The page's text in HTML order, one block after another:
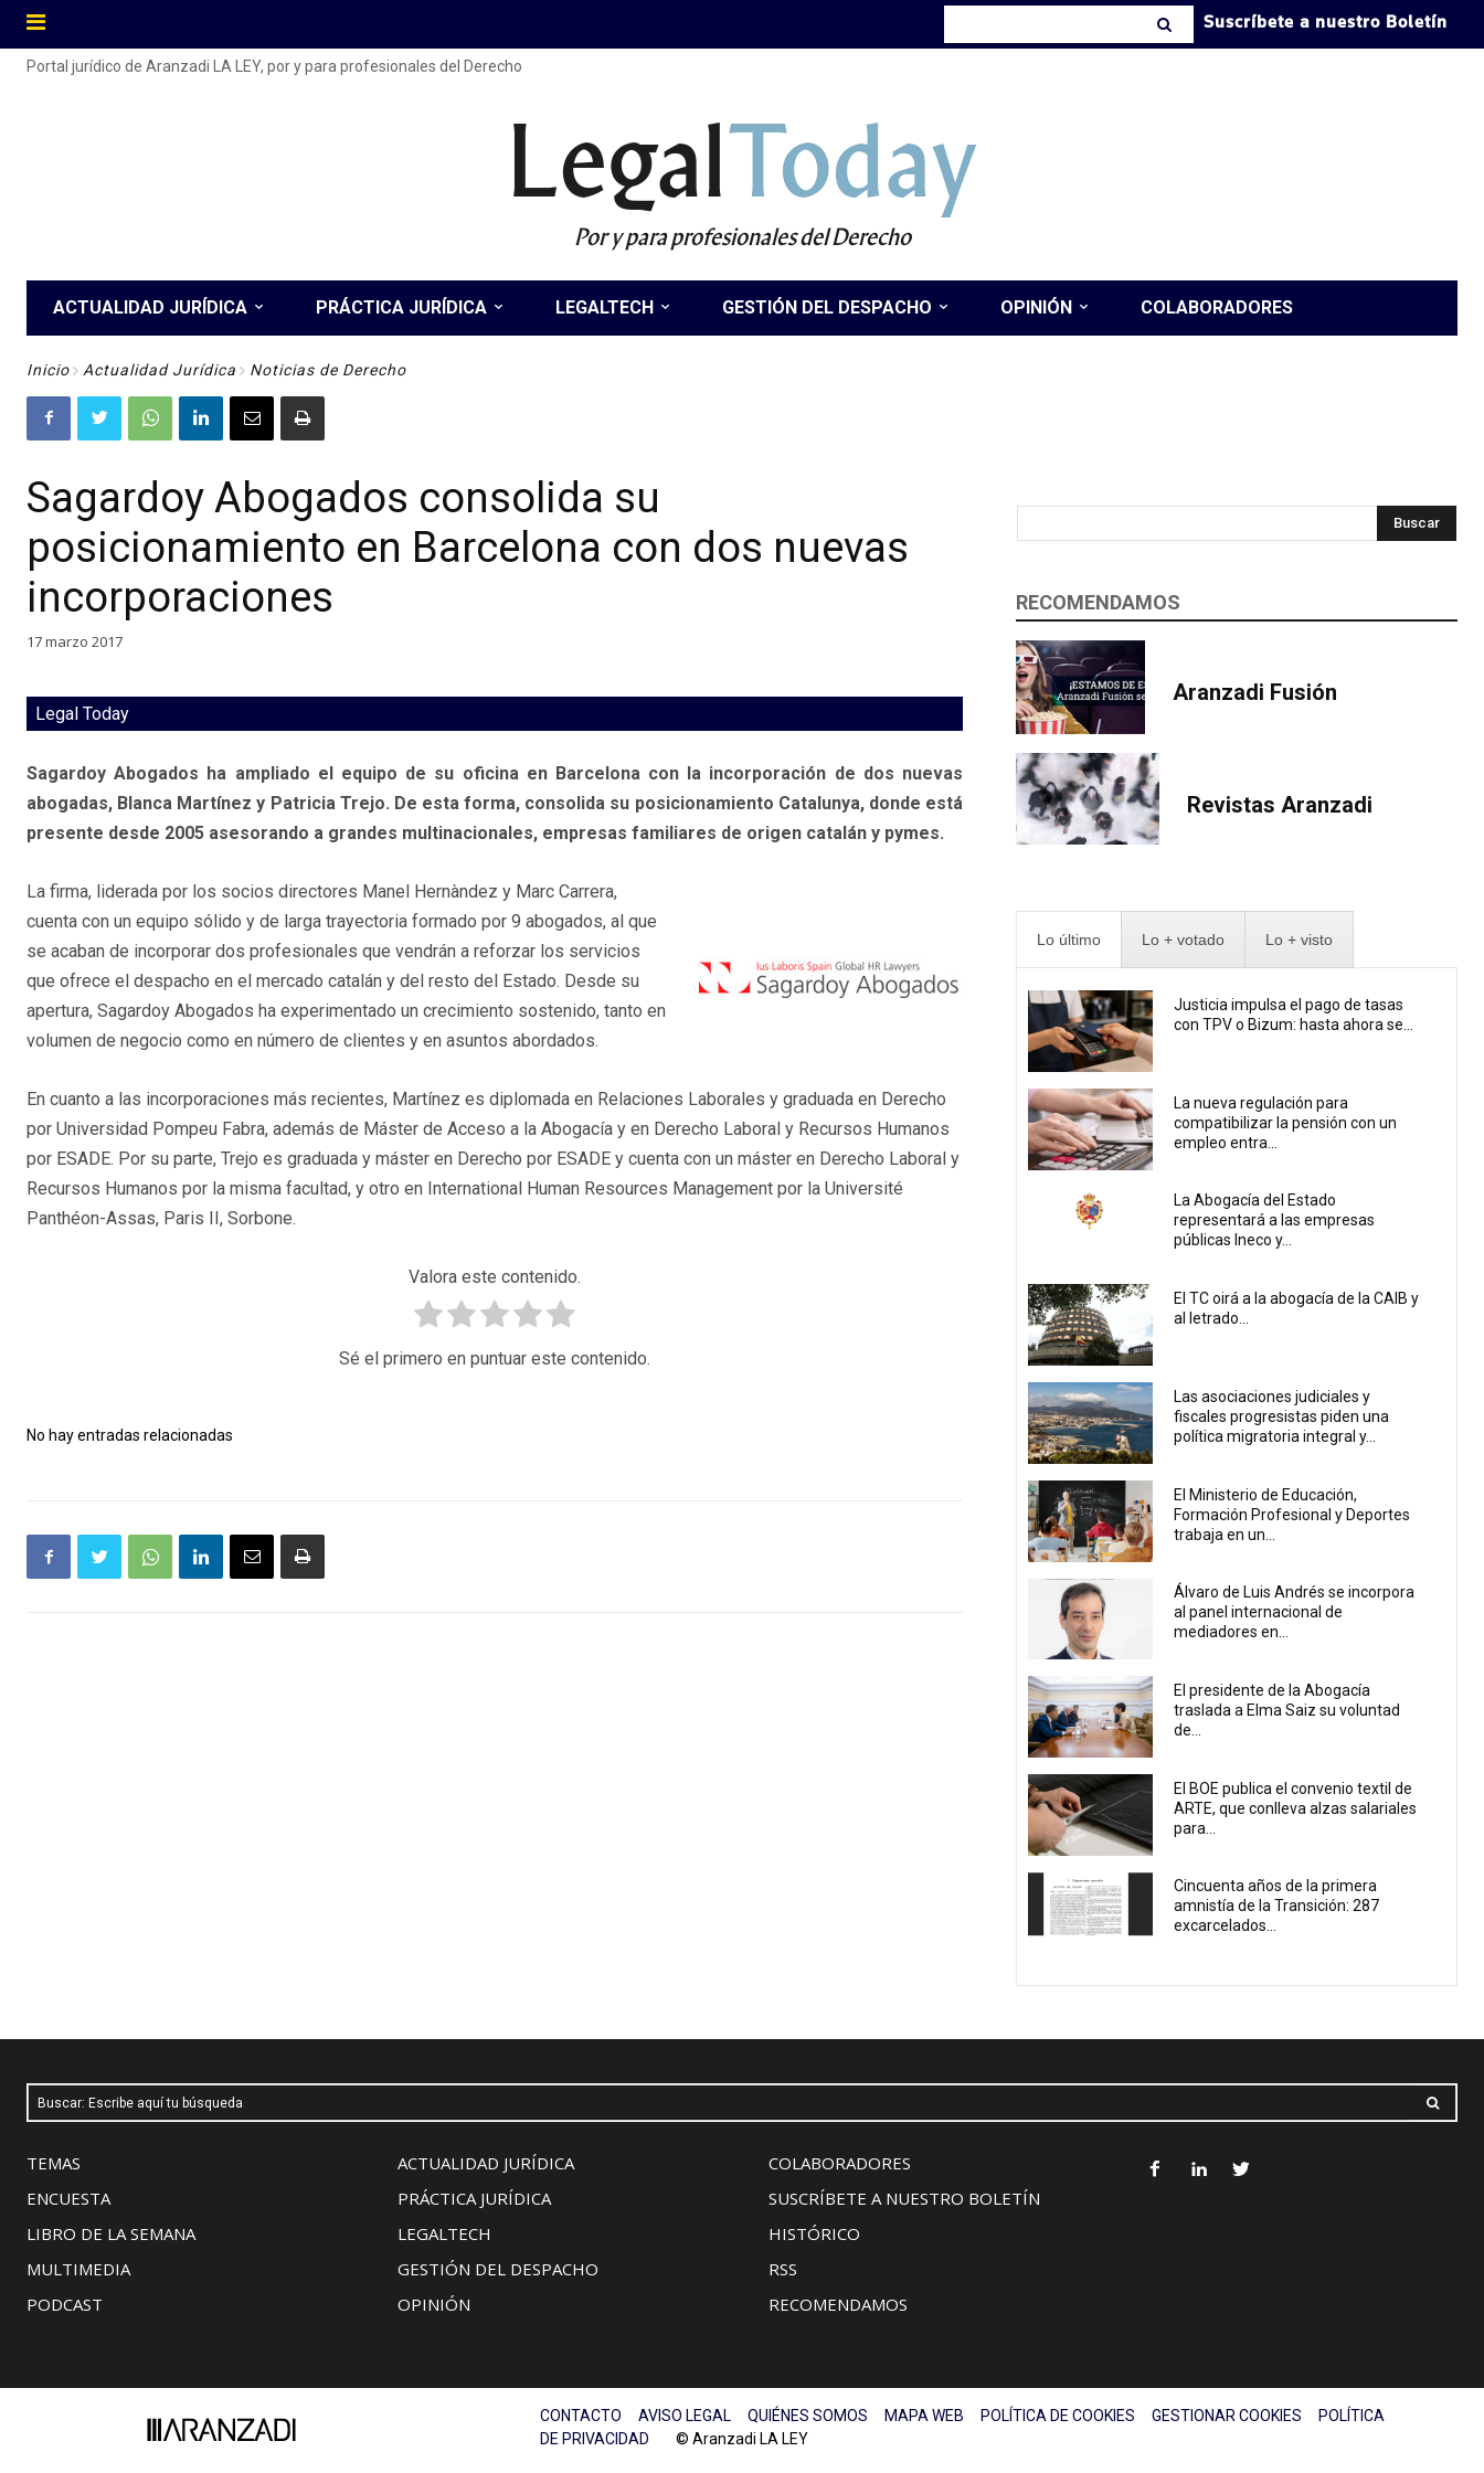
Suscríbete a nuestro Boletín
Portal jurídico de Aranzadi LA LEY, por y para profesionales del Derecho
LegalToday
Por y para profesionales del Derecho
ACTUALIDAD JURÍDICA PRÁCTICA JURÍDICA LEGALTECH GESTIÓN DEL DESPACHO OPINIÓN COLABORADORES
Inicio Actualidad Jurídica Noticias de Derecho
Sagardoy Abogados consolida su
posicionamiento en Barcelona con dos nuevas
incorporaciones
17 marzo 2017
Legal Today
Sagardoy Abogados ha ampliado el equipo de su oficina en Barcelona con la incorporación de dos nuevas
abogadas, Blanca Martínez y Patricia Trejo. De esta forma, consolida su posicionamiento Catalunya, donde está
presente desde 2005 asesorando a grandes multinacionales, empresas familiares de origen catalán y pymes.
La firma, liderada por los socios directores Manel Hernàndez y Marc Carrera,
cuenta con un equipo sólido y de larga trayectoria formado por 9 abogados, al que
se acaban de incorporar dos profesionales que vendrán a reforzar los servicios
que ofrece el despacho en el mercado catalán y del resto del Estado. Desde su
apertura, Sagardoy Abogados ha experimentado un crecimiento sostenido, tanto en
volumen de negocio como en número de clientes y en asuntos abordados.
En cuanto a las incorporaciones más recientes, Martínez es diplomada en Relaciones Laborales y graduada en Derecho
por Universidad Pompeu Fabra, además de Máster de Acceso a la Abogacía y en Derecho Laboral y Recursos Humanos
por ESADE. Por su parte, Trejo es graduada y máster en Derecho por ESADE y cuenta con un máster en Derecho Laboral y
Recursos Humanos por la misma facultad, y otro en International Human Resources Management por la Université
Panthéon-Assas, Paris II, Sorbone.
Valora este contenido.
Sé el primero en puntuar este contenido.
No hay entradas relacionadas
Buscar
RECOMENDAMOS
Aranzadi Fusión
Revistas Aranzadi
Lo último Lo + votado Lo + visto
Justicia impulsa el pago de tasas
con TPV o Bizum: hasta ahora se...
La nueva regulación para
compatibilizar la pensión con un
empleo entra...
La Abogacía del Estado
representará a las empresas
públicas Ineco y...
El TC oirá a la abogacía de la CAIB y
al letrado...
Las asociaciones judiciales y
fiscales progresistas piden una
política migratoria integral y...
El Ministerio de Educación,
Formación Profesional y Deportes
trabaja en un...
Álvaro de Luis Andrés se incorpora
al panel internacional de
mediadores en...
El presidente de la Abogacía
traslada a Elma Saiz su voluntad
de...
El BOE publica el convenio textil de
ARTE, que conlleva alzas salariales
para...
Cincuenta años de la primera
amnistía de la Transición: 287
excarcelados...
Buscar: Escribe aquí tu búsqueda
TEMAS
ENCUESTA
LIBRO DE LA SEMANA
MULTIMEDIA
PODCAST
ACTUALIDAD JURÍDICA
PRÁCTICA JURÍDICA
LEGALTECH
GESTIÓN DEL DESPACHO
OPINIÓN
COLABORADORES
SUSCRÍBETE A NUESTRO BOLETÍN
HISTÓRICO
RSS
RECOMENDAMOS
CONTACTO AVISO LEGAL QUIÉNES SOMOS MAPA WEB POLÍTICA DE COOKIES GESTIONAR COOKIES
POLÍTICA
DE PRIVACIDAD © Aranzadi LA LEY